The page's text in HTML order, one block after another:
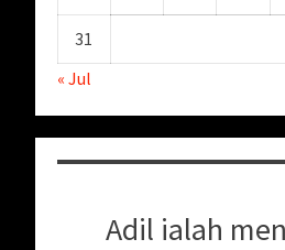
31
« Jul
Adil ialah